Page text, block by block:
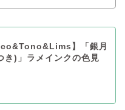
】「銀月
き)」ラメインクの色見